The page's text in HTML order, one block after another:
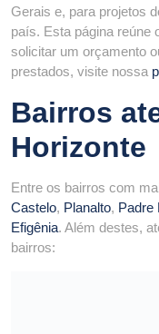
Gerais e, para projetos
país. Esta página reúne
solicitar um orçamento
prestados, visite nossa
Bairros
Horizonte
Entre os bairros com
Castelo, Planalto, Padre
Efigênia. Além destes,
bairros: